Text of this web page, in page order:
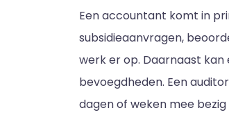
Een accountant komt in
subsidieaanvragen,
werk er op. Daarnaast
bevoegdheden. Een
dagen of weken mee